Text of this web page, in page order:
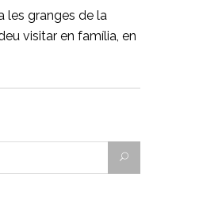
les granges de la
visitar en família, en